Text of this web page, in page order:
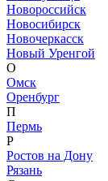
Новороссийск
Новосибирск
Новочеркасск
Новый Уренгой
О
Омск
Оренбург
П
Пермь
Р
Ростов на Дону
Рязань